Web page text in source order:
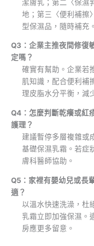
潔膚乳；第二〈保濕
地；第三〈便利補擦
型保濕品，隨時補充。
Q3：企業主推夜間修復
定嗎？
確實有幫助。企業若
肌知識，配合便利補
理皮脂水分平衡，減
Q4：怎麼判斷乾癢或紅
護理？
建議暫停多層複雜或
基礎保濕乳霜。若症
膚科醫師協助。
Q5：家裡有嬰幼兒或長
適？
以溫水快速洗澡，杜
乳霜立即加強保濕。
房應更多留意。